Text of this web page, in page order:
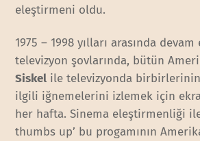
eleştirmeni oldu.
1975 – 1998 yılları arasında
televizyon şovlarında, bütün
Siskel ile televizyonda
ilgili iğnemelerini izlemek için
her hafta. Sinema eleştirmenliği
thumbs up’ bu progamının